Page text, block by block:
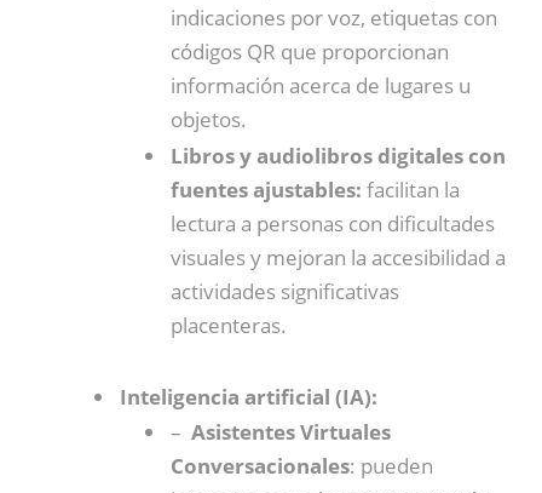
indicaciones por voz, etiquetas con
códigos QR que proporcionan
información acerca de lugares u
objetos.
Libros y audiolibros digitales con
fuentes ajustables: facilitan la
lectura a personas con dificultades
visuales y mejoran la accesibilidad a
actividades significativas
placenteras.
Inteligencia artificial (IA):
– Asistentes Virtuales
Conversacionales: pueden